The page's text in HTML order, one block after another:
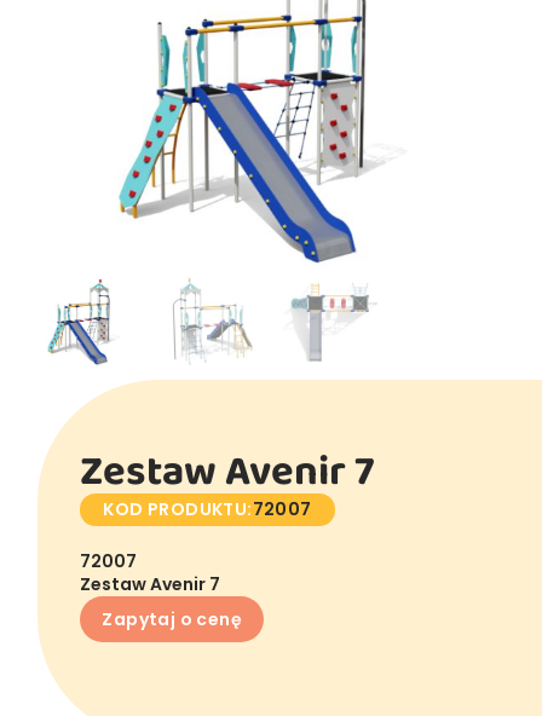
Zestaw Avenir 7
KOD PRODUKTU:72007
72007
Zestaw Avenir 7
Zapytaj o cenę